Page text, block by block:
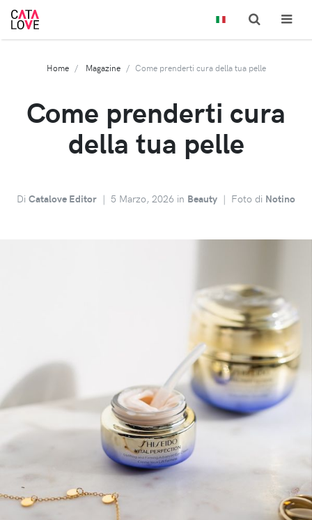
Home Magazine Come prenderti cura della tua pelle
Come prenderti cura
della tua pelle
Di Catalove Editor | 5 Marzo, 2026 in Beauty | Foto di Notino